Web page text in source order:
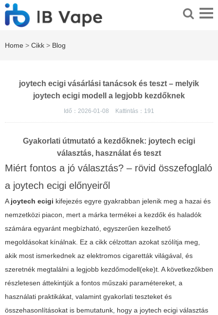
Home > Cikk > Blog
joytech ecigi vásárlási tanácsok és teszt – melyik
joytech ecigi modell a legjobb kezdőknek
Idő：2026-01-08 Kattintás： 191
Gyakorlati útmutató a kezdőknek: joytech ecigi
választás, használat és teszt
Miért fontos a jó választás? – rövid összefoglaló
a joytech ecigi előnyeiről
Ajoytech ecigi kifejezés egyre gyakrabban jelenik meg a hazai és
nemzetközi piacon, mert a márka termékei a kezdők és haladók
számára egyaránt megbízható, egyszerűen kezelhető
megoldásokat kínálnak. Ez a cikk célzottan azokat szólítja meg,
akik most ismerkednek az elektromos cigaretták világával, és
szeretnék megtalálni a legjobb kezdőmodell(eke)t. A következőkben
részletesen áttekintjük a fontos műszaki paramétereket, a
használati praktikákat, valamint gyakorlati teszteket és
összehasonlításokat is bemutatunk, hogy a joytech ecigi választás